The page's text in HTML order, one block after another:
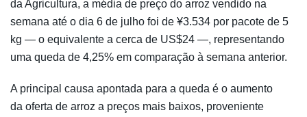
da Agricultura, a média de preço do arroz vendido na
semana até o dia 6 de julho foi de ¥3.534 por pacote de 5
kg — o equivalente a cerca de US$24 —, representando
uma queda de 4,25% em comparação à semana anterior.
A principal causa apontada para a queda é o aumento
da oferta de arroz a preços mais baixos, proveniente